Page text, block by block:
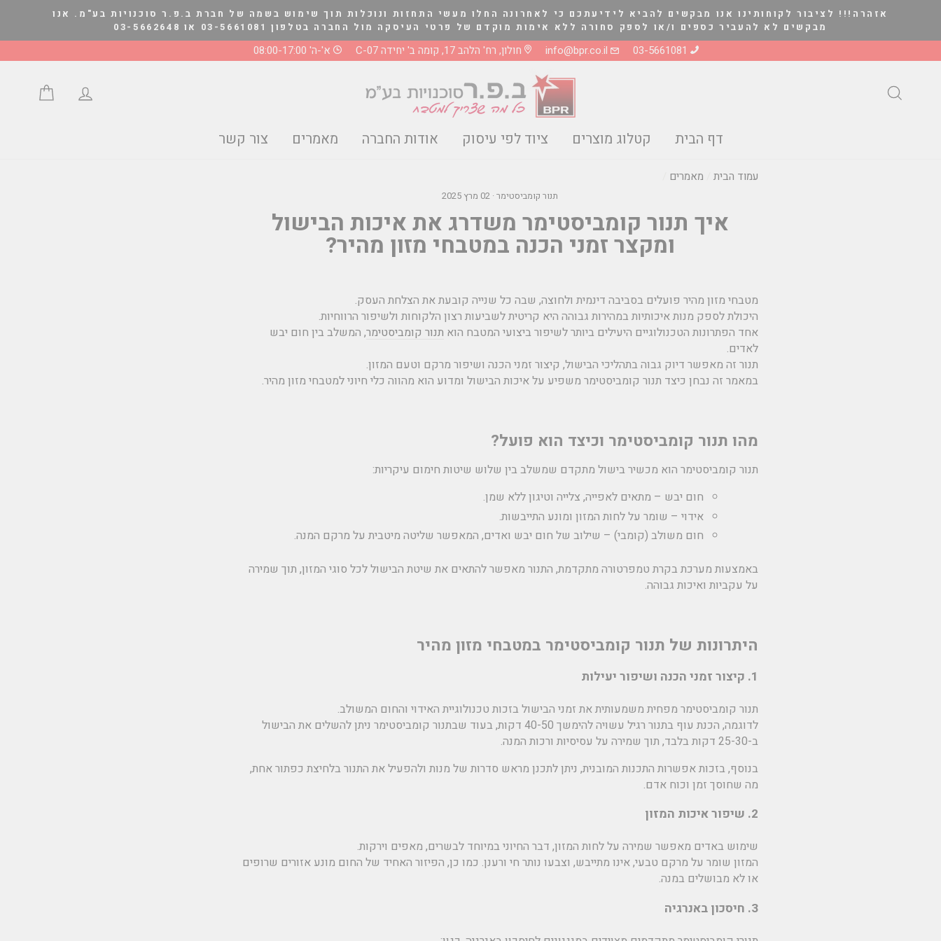
אזהרה!!! לציבור לקוחותינו אנו מבקשים להביא לידיעתכם כי לאחרונה החלו מעשי התחזות ונוכלות תוך שימוש בשמה של חברת ב.פ.ר סוכנויות בע"מ. אנו
מבקשים לא להעביר כספים ו/או לספק סחורה ללא אימות מוקדם של פרטי העיסקה מול החברה בטלפון 03-5661081 או 03-5662648
03-5661081
info@bpr.co.il חולון, רח' הלהב 17, קומה ב' יחידה C-07 א'-ה' 08:00-17:00
התחבר/י
דף הבית קטלוג מוצרים ציוד לפי עיסוק אודות החברה מאמרים צור קשר
עמוד הבית מאמרים
תנור קומביסטימר· 02 מרץ 2025
איך תנור קומביסטימר משדרג את איכות הבישול
ומקצר זמני הכנה במטבחי מזון מהיר?
מטבחי מזון מהיר פועלים בסביבה דינמית ולחוצה, שבה כל שנייה קובעת את הצלחת העסק.
היכולת לספק מנות איכותיות במהירות גבוהה היא קריטית לשביעות רצון הלקוחות ולשיפור הרווחיות.
אחד הפתרונות הטכנולוגיים היעילים ביותר לשיפור ביצועי המטבח הוא תנור קומביסטימר, המשלב בין חום יבש
לאדים.
תנור זה מאפשר דיוק גבוה בתהליכי הבישול, קיצור זמני הכנה ושיפור מרקם וטעם המזון.
במאמר זה נבחן כיצד תנור קומביסטימר משפיע על איכות הבישול ומדוע הוא מהווה כלי חיוני למטבחי מזון מהיר.
מהו תנור קומביסטימר וכיצד הוא פועל?
תנור קומביסטימר הוא מכשיר בישול מתקדם שמשלב בין שלוש שיטות חימום עיקריות:
חום יבש – מתאים לאפייה, צלייה וטיגון ללא שמן.
אידוי– שומר על לחות המזון ומונע התייבשות.
חום משולב (קומבי)– שילוב של חום יבש ואדים, המאפשר שליטה מיטבית על מרקם המנה.
באמצעות מערכת בקרת טמפרטורה מתקדמת, התנור מאפשר להתאים את שיטת הבישול לכל סוגי המזון, תוך שמירה
על עקביות ואיכות גבוהה.
היתרונות של תנור קומביסטימר במטבחי מזון מהיר
1. קיצור זמני הכנה ושיפור יעילות
תנור קומביסטימר מפחית משמעותית את זמני הבישול בזכות טכנולוגיית האידוי והחום המשולב.
לדוגמה, הכנת עוף בתנור רגיל עשויה להימשך 40-50 דקות, בעוד שבתנור קומביסטימר ניתן להשלים את הבישול
ב-25-30 דקות בלבד, תוך שמירה על עסיסיות ורכות המנה.
בנוסף, בזכות אפשרות התכנות המובנית, ניתן לתכנן מראש סדרות של מנות ולהפעיל את התנור בלחיצת כפתור אחת,
מה שחוסך זמן וכוח אדם.
2. שיפור איכות המזון
שימוש באדים מאפשר שמירה על לחות המזון, דבר החיוני במיוחד לבשרים, מאפים וירקות.
המזון שומר על מרקם טבעי, אינו מתייבש, וצבעו נותר חי ורענן. כמו כן, הפיזור האחיד של החום מונע אזורים שרופים
או לא מבושלים במנה.
3. חיסכון באנרגיה